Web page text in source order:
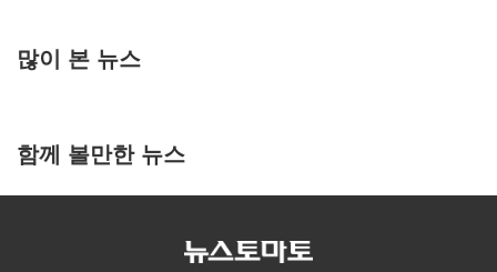
많이 본 뉴스
함께 볼만한 뉴스